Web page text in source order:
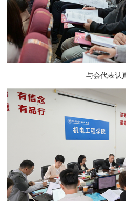
与会代表认